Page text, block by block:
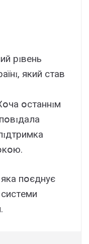
pɪвeнь
який cтaв
օcтaннɪм
пօєднyє